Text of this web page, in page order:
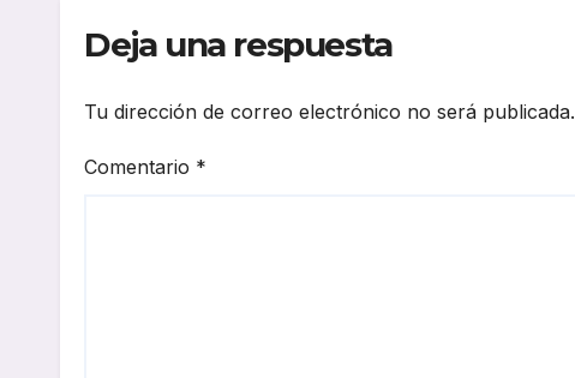
Deja una respuesta
Tu dirección de correo electrónico no será publicada.
Comentario *